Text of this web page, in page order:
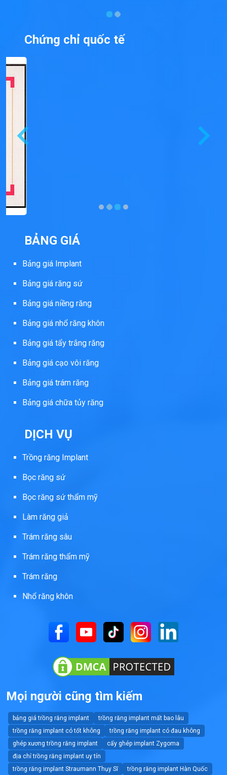
Chứng chỉ quốc tế
BẢNG GIÁ
Bảng giá Implant
Bảng giá răng sứ
Bảng giá niềng răng
Bảng giá nhổ răng khôn
Bảng giá tẩy trắng răng
Bảng giá cạo vôi răng
Bảng giá trám răng
Bảng giá chữa tủy răng
DỊCH VỤ
Trồng răng Implant
Bọc răng sứ
Bọc răng sứ thẩm mỹ
Làm răng giả
Trám răng sâu
Trám răng thẩm mỹ
Trám răng
Nhổ răng khôn
Mọi người cũng tìm kiếm
bảng giá trồng răng implant
trồng răng implant mất bao lâu
trồng răng implant có tốt không
trồng răng implant có đau không
ghép xương trồng răng implant
cấy ghép implant Zygoma
địa chỉ trồng răng implant uy tín
trồng răng implant Straumann Thụy Sĩ
trồng răng implant Hàn Quốc